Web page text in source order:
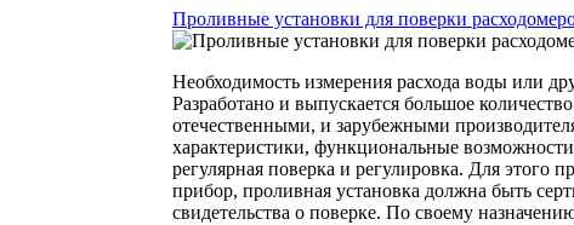
Проливные установки для поверки
Необходимость измерения расхода воды или
Разработано и выпускается большое
отечественными, и зарубежными
характеристики, функциональные
регулярная поверка и регулировка. Для
прибор, проливная установка должна быть
свидетельства о поверке. По своему